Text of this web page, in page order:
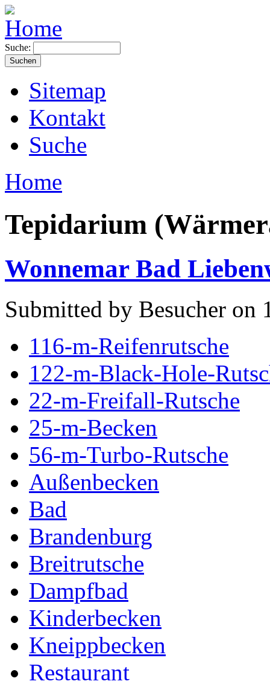
Suche:
Sitemap
Kontakt
Suche
Home
Tepidarium
Wonnemar Bad
Submitted by Besucher on
116-m-Reifenrutsche
122-m-Black-Hole-
22-m-Freifall-Rutsche
25-m-Becken
56-m-Turbo-Rutsche
Außenbecken
Bad
Brandenburg
Breitrutsche
Dampfbad
Kinderbecken
Kneippbecken
Restaurant